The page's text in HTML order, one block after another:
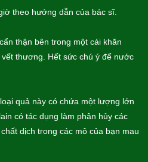
theo hướng dẫn của bác sĩ.
thận bên trong một cái khăn
thương. Hết sức chú ý để nước
quả này có chứa một lượng lớn
có tác dụng làm phân hủy các
dịch trong các mô của bạn mau